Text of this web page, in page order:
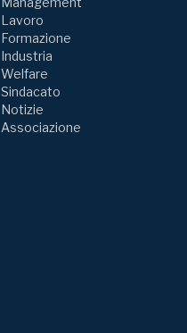
Lavoro
Formazione
Industria
Welfare
Sindacato
Notizie
Associazione